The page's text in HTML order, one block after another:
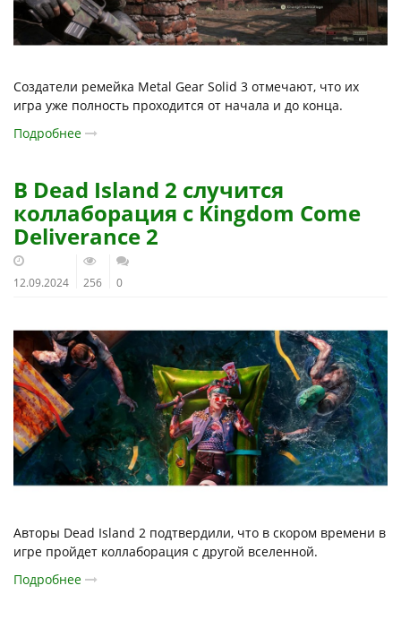
Создатели ремейка Metal Gear Solid 3 отмечают, что их
игра уже полность проходится от начала и до конца.
Подробнее
В Dead Island 2 случится
коллаборация с Kingdom Come
Deliverance 2
12.09.2024 256 0
Авторы Dead Island 2 подтвердили, что в скором времени в
игре пройдет коллаборация с другой вселенной.
Подробнее